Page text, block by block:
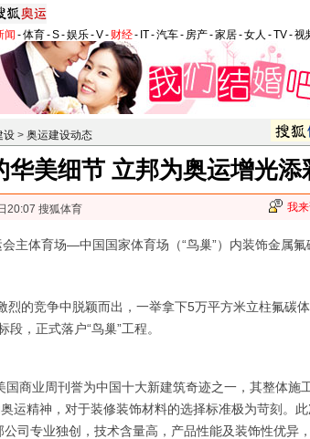
闻 -体育-S-娱乐-V- 财经- IT-汽车- 房产-家居-女人 -TV-视
设 > 奥运建设动态
华美细节 立邦为奥运增光添
20:07 搜狐体育 我
主体育场—中国国家体育场（“鸟巢”）内装饰金属氟
的竞争中脱颖而出，一举拿下5万平方米立柱氟碳
，正式落户“鸟巢”工程。
商业周刊誉为中国十大新建筑奇迹之一，其整体施
奥运精神，对于装修装饰材料的选择标准极为苛刻。
公司专业独创，技术含量高，产品性能及装饰性优异